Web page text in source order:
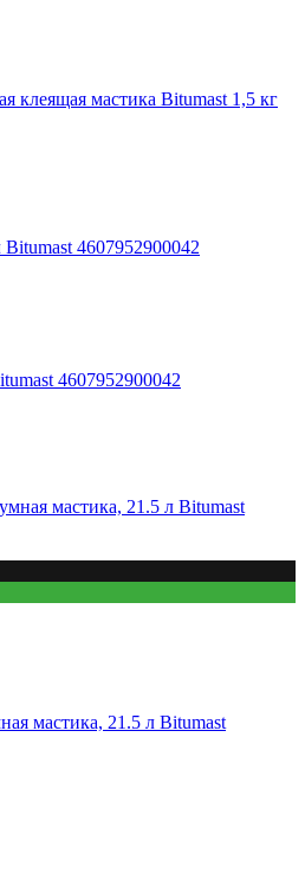
клеящая мастика Bitumast 1,5 кг
4607952900042
мастика, 21.5 л Bitumast